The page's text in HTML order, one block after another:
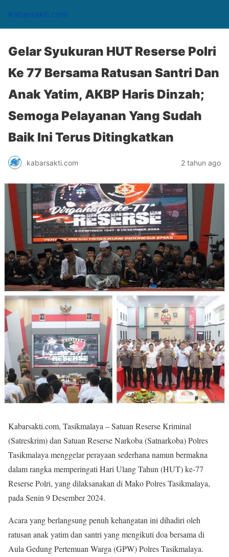
Kabarsakti.com
Gelar Syukuran HUT Reserse Polri
Ke 77 Bersama Ratusan Santri Dan
Anak Yatim, AKBP Haris Dinzah;
Semoga Pelayanan Yang Sudah
Baik Ini Terus Ditingkatkan
kabarsakti.com 2 tahun ago
Kabarsakti.com, Tasikmalaya – Satuan Reserse Kriminal
(Satreskrim) dan Satuan Reserse Narkoba (Satnarkoba) Polres
Tasikmalaya menggelar perayaan sederhana namun bermakna
dalam rangka memperingati Hari Ulang Tahun (HUT) ke-77
Reserse Polri, yang dilaksanakan di Mako Polres Tasikmalaya,
pada Senin 9 Desember 2024.
Acara yang berlangsung penuh kehangatan ini dihadiri oleh
ratusan anak yatim dan santri yang mengikuti doa bersama di
Aula Gedung Pertemuan Warga (GPW) Polres Tasikmalaya.